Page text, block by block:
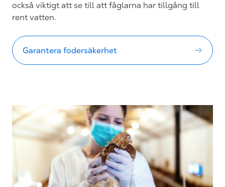
också viktigt att se till att fåglarna har tillgång till
rent vatten.
Garantera fodersäkerhet